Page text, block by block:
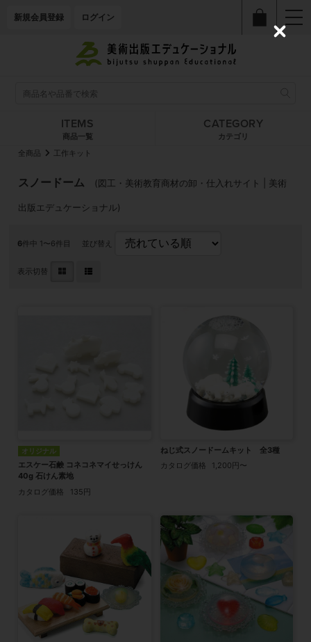
新規会員登録 ログイン
ITEMS
商品一覧
CATEGORY
カテゴリ
全商品
工作キット
スノードーム (図工・美術教育商材の卸・仕入れサイト | 美術
出版エデュケーショナル)
6件中 1〜6件目 並び替え
表示切替
オリジナル
エスケー石鹸 コネコネマイせっけん
40g 石けん素地
カタログ価格
135円
ねじ式スノードームキット 全3種
カタログ価格
1,200円〜
C